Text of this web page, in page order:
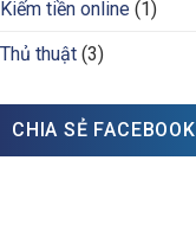
Kiếm tiền online (1)
Thủ thuật (3)
CHIA SẺ FACEBOOK